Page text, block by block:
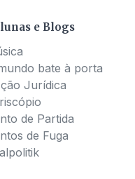
e Blogs
bate à porta
Jurídica
de Partida
de Fuga